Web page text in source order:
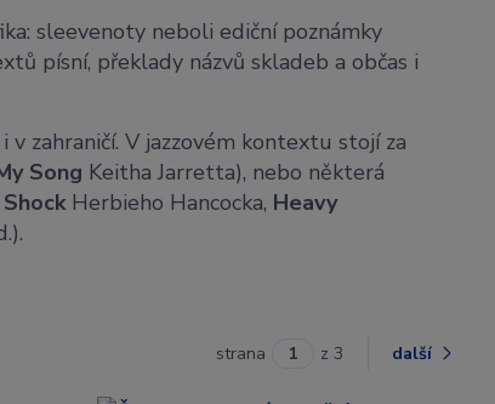
sleevenoty neboli ediční poznámky
písní, překlady názvů skladeb a občas i
zahraničí. V jazzovém kontextu stojí za
Song Keitha Jarretta), nebo některá
Herbieho Hancocka, Heavy
strana z 3 další